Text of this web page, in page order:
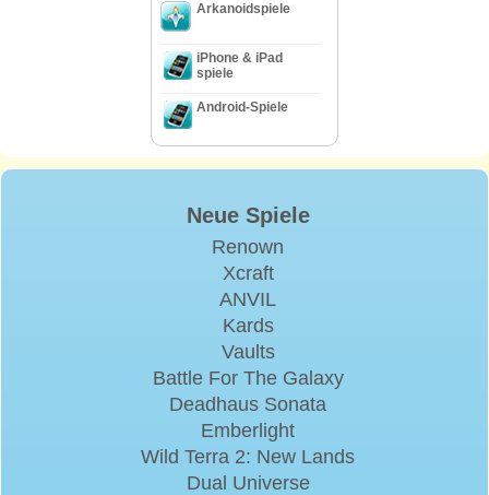
Arkanoidspiele
iPhone & iPad
spiele
Android-Spiele
Neue Spiele
Renown
Xcraft
ANVIL
Kards
Vaults
Battle For The Galaxy
Deadhaus Sonata
Emberlight
Wild Terra 2: New Lands
Dual Universe